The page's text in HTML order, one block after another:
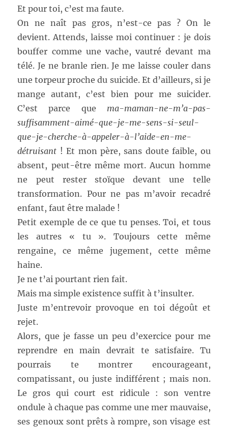
Et pour toi, c’est ma faute.
On ne naît pas gros, n’est-ce pas ? On le
devient. Attends, laisse moi continuer : je dois
bouffer comme une vache, vautré devant ma
télé. Je ne branle rien. Je me laisse couler dans
une torpeur proche du suicide. Et d’ailleurs, si je
mange autant, c’est bien pour me suicider.
C’est parce que ma-maman-ne-m’a-pas-
suffisamment-aimé-que-je-me-sens-si-seul-
que-je-cherche-à-appeler-à-l’aide-en-me-
détruisant ! Et mon père, sans doute faible, ou
absent, peut-être même mort. Aucun homme
ne peut rester stoïque devant une telle
transformation. Pour ne pas m’avoir recadré
enfant, faut être malade !
Petit exemple de ce que tu penses. Toi, et tous
les autres « tu ». Toujours cette même
rengaine, ce même jugement, cette même
haine.
Je ne t’ai pourtant rien fait.
Mais ma simple existence suffit à t’insulter.
Juste m’entrevoir provoque en toi dégoût et
rejet.
Alors, que je fasse un peu d’exercice pour me
reprendre en main devrait te satisfaire. Tu
pourrais te montrer encourageant,
compatissant, ou juste indifférent ; mais non.
Le gros qui court est ridicule : son ventre
ondule à chaque pas comme une mer mauvaise,
ses genoux sont prêts à rompre, son visage est